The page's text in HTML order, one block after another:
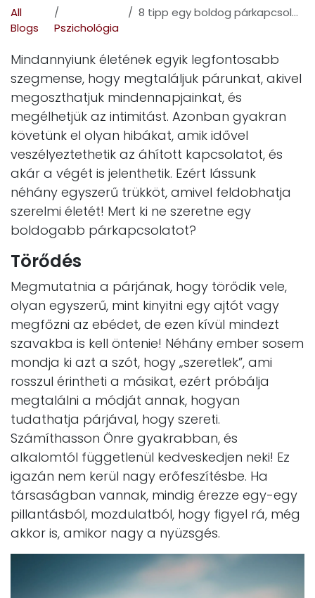
All
Blogs
Pszichológia
8 tipp egy boldog párkapcsolathoz
Mindannyiunk életének egyik legfontosabb
szegmense, hogy megtaláljuk párunkat, akivel
megoszthatjuk mindennapjainkat, és
megélhetjük az intimitást. Azonban gyakran
követünk el olyan hibákat, amik idővel
veszélyeztethetik az áhított kapcsolatot, és
akár a végét is jelenthetik. Ezért lássunk
néhány egyszerű trükköt, amivel feldobhatja
szerelmi életét! Mert ki ne szeretne egy
boldogabb párkapcsolatot?
Törődés
Megmutatnia a párjának, hogy törődik vele,
olyan egyszerű, mint kinyitni egy ajtót vagy
megfőzni az ebédet, de ezen kívül mindezt
szavakba is kell öntenie! Néhány ember sosem
mondja ki azt a szót, hogy „szeretlek”, ami
rosszul érintheti a másikat, ezért próbálja
megtalálni a módját annak, hogyan
tudathatja párjával, hogy szereti.
Számíthasson Önre gyakrabban, és
alkalomtól függetlenül kedveskedjen neki! Ez
igazán nem kerül nagy erőfeszítésbe. Ha
társaságban vannak, mindig érezze egy-egy
pillantásból, mozdulatból, hogy figyel rá, még
akkor is, amikor nagy a nyüzsgés.